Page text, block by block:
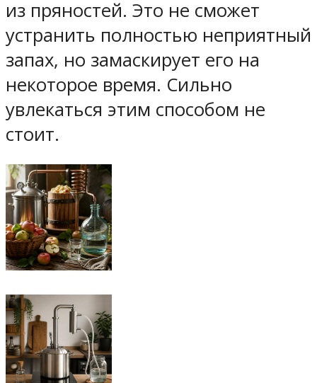
из пряностей. Это не сможет
устранить полностью неприятный
запах, но замаскирует его на
некоторое время. Сильно
увлекаться этим способом не
стоит.